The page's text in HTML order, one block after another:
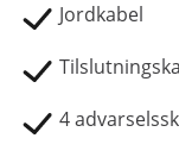
Jordkabel
4